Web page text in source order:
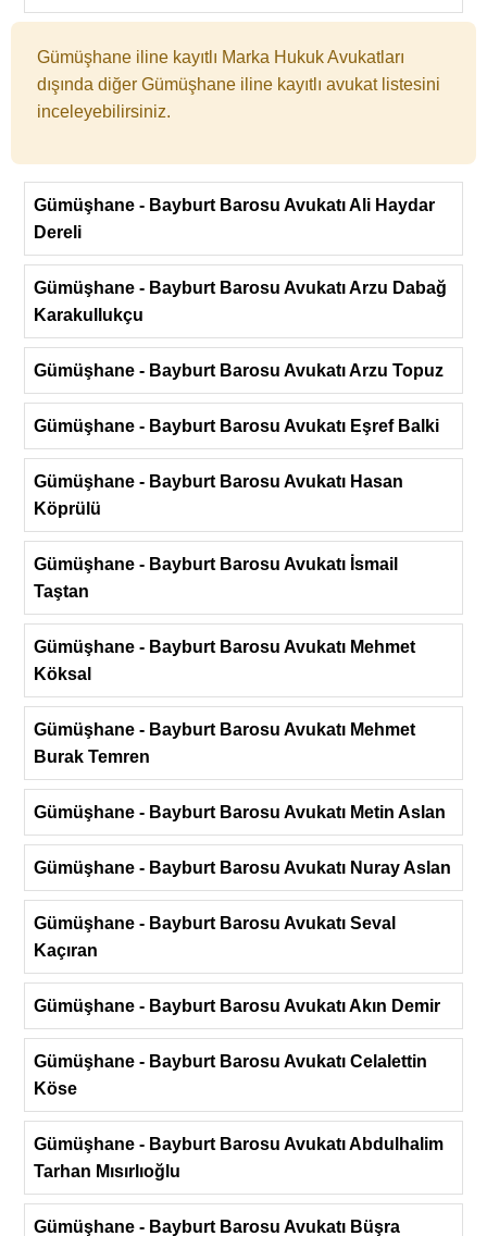
Gümüşhane iline kayıtlı Marka Hukuk Avukatları
dışında diğer Gümüşhane iline kayıtlı avukat listesini
inceleyebilirsiniz.
Gümüşhane - Bayburt Barosu Avukatı Ali Haydar
Dereli
Gümüşhane - Bayburt Barosu Avukatı Arzu Dabağ
Karakullukçu
Gümüşhane - Bayburt Barosu Avukatı Arzu Topuz
Gümüşhane - Bayburt Barosu Avukatı Eşref Balki
Gümüşhane - Bayburt Barosu Avukatı Hasan
Köprülü
Gümüşhane - Bayburt Barosu Avukatı İsmail
Taştan
Gümüşhane - Bayburt Barosu Avukatı Mehmet
Köksal
Gümüşhane - Bayburt Barosu Avukatı Mehmet
Burak Temren
Gümüşhane - Bayburt Barosu Avukatı Metin Aslan
Gümüşhane - Bayburt Barosu Avukatı Nuray Aslan
Gümüşhane - Bayburt Barosu Avukatı Seval
Kaçıran
Gümüşhane - Bayburt Barosu Avukatı Akın Demir
Gümüşhane - Bayburt Barosu Avukatı Celalettin
Köse
Gümüşhane - Bayburt Barosu Avukatı Abdulhalim
Tarhan Mısırlıoğlu
Gümüşhane - Bayburt Barosu Avukatı Büşra